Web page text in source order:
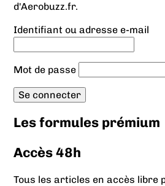
d'Aerobuzz.fr.
Identifiant ou adresse e-mail
Mot de passe
Les formules prémium
Accès 48h
Tous les articles en accès libre